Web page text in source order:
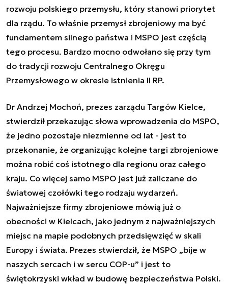
rozwoju polskiego przemysłu, który stanowi priorytet
dla rządu. To właśnie przemysł zbrojeniowy ma być
fundamentem silnego państwa i MSPO jest częścią
tego procesu. Bardzo mocno odwołano się przy tym
do tradycji rozwoju Centralnego Okręgu
Przemysłowego w okresie istnienia II RP.
Dr Andrzej Mochoń, prezes zarządu Targów Kielce,
stwierdził przekazując słowa wprowadzenia do MSPO,
że jedno pozostaje niezmienne od lat - jest to
przekonanie, że organizując kolejne targi zbrojeniowe
można robić coś istotnego dla regionu oraz całego
kraju. Co więcej samo MSPO jest już zaliczane do
światowej czołówki tego rodzaju wydarzeń.
Najważniejsze firmy zbrojeniowe mówią już o
obecności w Kielcach, jako jednym z najważniejszych
miejsc na mapie podobnych przedsięwzięć w skali
Europy i świata. Prezes stwierdził, że MSPO „bije w
naszych sercach i w sercu COP-u” i jest to
świętokrzyski wkład w budowę bezpieczeństwa Polski.